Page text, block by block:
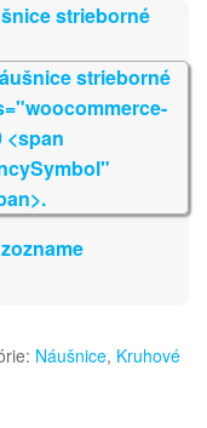
strieborné
Náušnice, Kruhové